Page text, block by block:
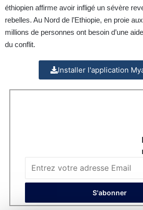
éthiopien affirme avoir infligé un sévère
rebelles. Au Nord de l’Ethiopie, en proie
millions de personnes ont besoin d’une
du conflit.
Installer l'application